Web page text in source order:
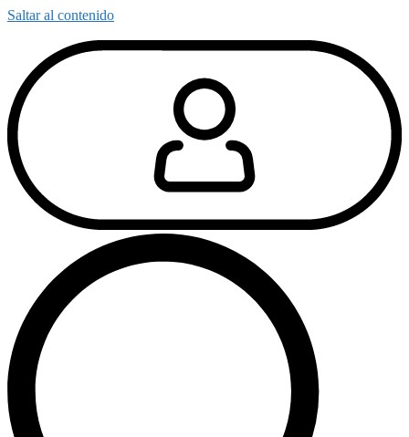
Saltar al contenido